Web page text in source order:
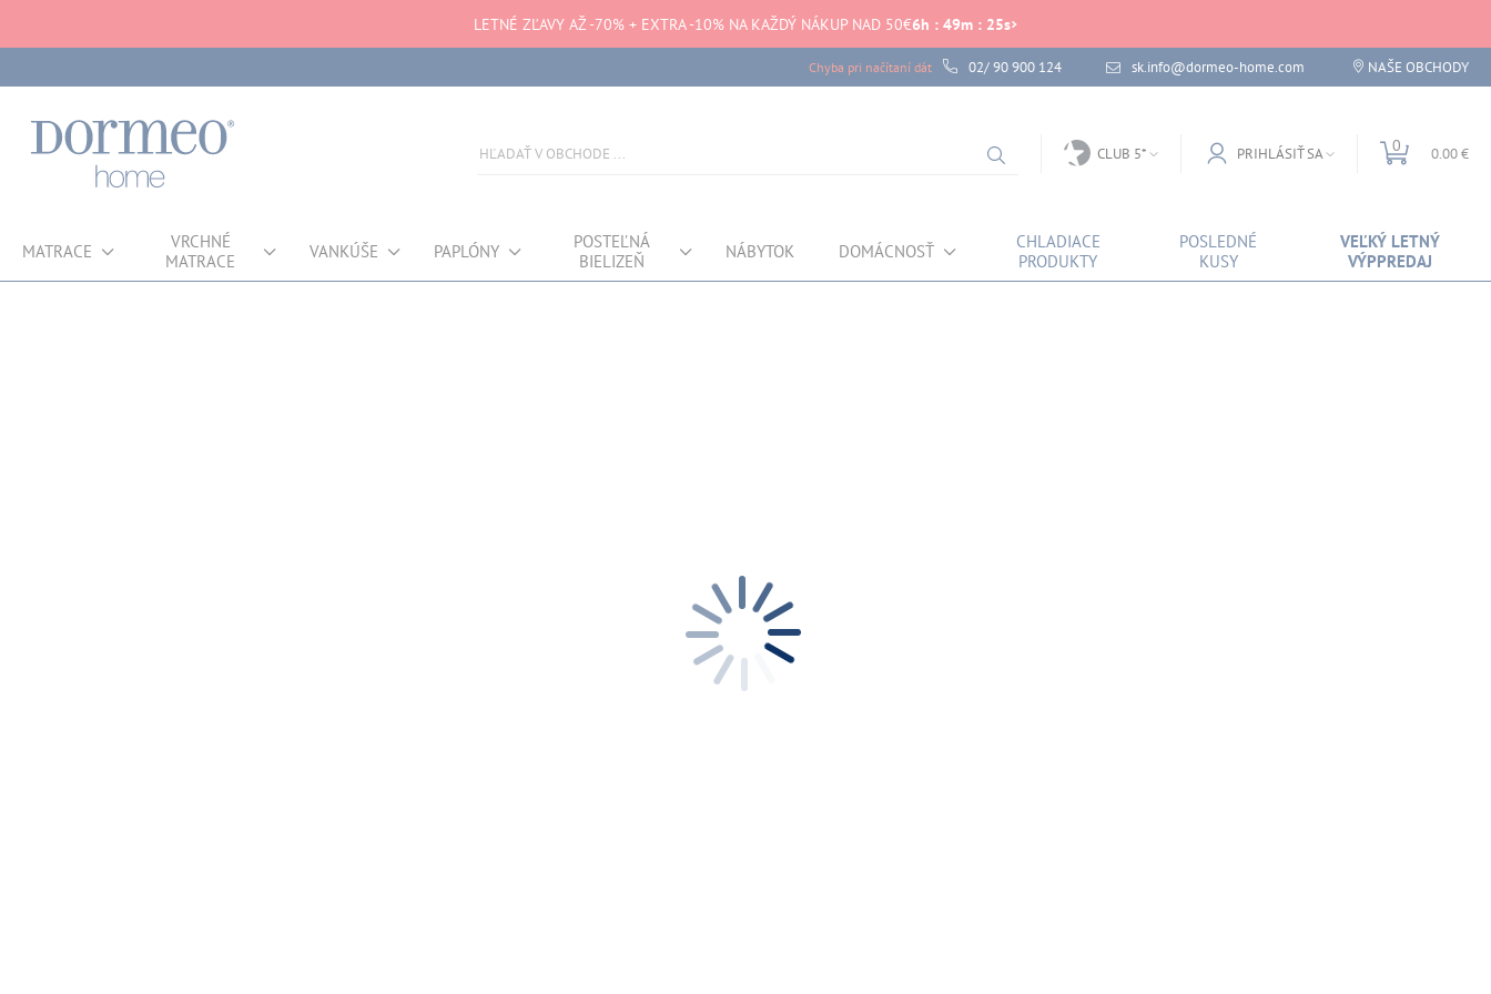
LETNÉ ZĽAVY AŽ -70% + EXTRA -10% NA KAŽDÝ NÁKUP NAD 50€6h : 49m : 25s
Chyba pri načítaní dát 02/ 90 900 124 sk.info@dormeo-home.com NAŠE OBCHODY
CLUB 5* PRIHLÁSIŤ SA 0 0.00 €
MATRACE
VRCHNÉ
MATRACE
VANKÚŠE PAPLÓNY
POSTEĽNÁ
BIELIZEŇ
NÁBYTOK DOMÁCNOSŤ
CHLADIACE
PRODUKTY
POSLEDNÉ
KUSY
VEĽKÝ LETNÝ
VÝPPREDAJ